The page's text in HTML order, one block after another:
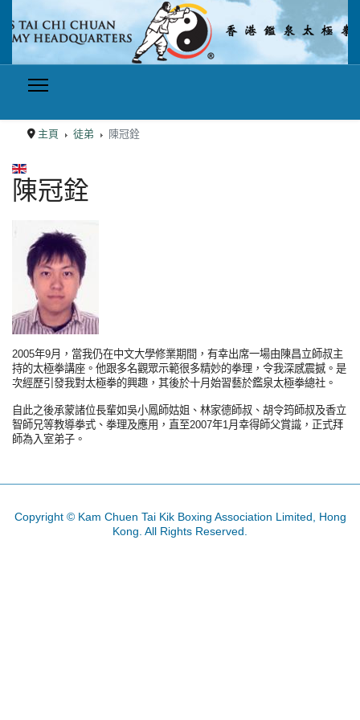
主頁 徒弟 陳冠銓
選擇你的語言
陳冠銓
2005年9月，當我仍在中文大學修業期間，有幸出席一場由陳昌立師叔主
持的太極拳講座。他跟多名觀眾示範很多精妙的拳理，令我深感震撼。是
次經歷引發我對太極拳的興趣，其後於十月始習藝於鑑泉太極拳總社。
自此之後承蒙諸位長輩如吳小鳳師姑姐、林家德師叔、胡令筠師叔及香立
智師兄等教導拳式、拳理及應用，直至2007年1月幸得師父賞識，正式拜
師為入室弟子。
Copyright © Kam Chuen Tai Kik Boxing Association Limited, Hong
Kong. All Rights Reserved.